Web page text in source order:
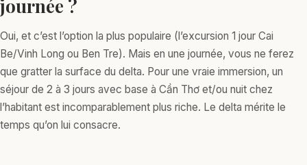
journée ?
Oui, et c’est l’option la plus populaire (l’excursion 1 jour Cai
Be/Vinh Long ou Ben Tre). Mais en une journée, vous ne ferez
que gratter la surface du delta. Pour une vraie immersion, un
séjour de 2 à 3 jours avec base à Cần Thơ et/ou nuit chez
l’habitant est incomparablement plus riche. Le delta mérite le
temps qu’on lui consacre.